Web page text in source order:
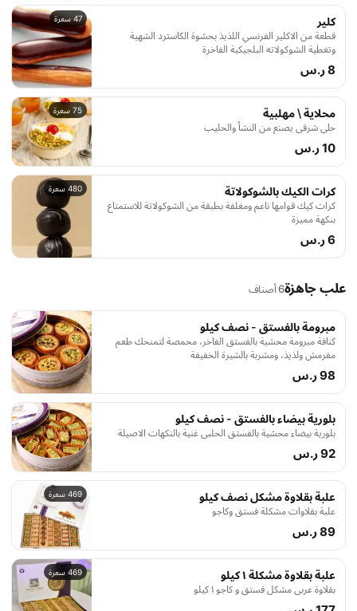
47 سعرة كلير
قطعة من الاكلير الفرنسي اللذيذ بحشوة الكاسترد الشهية
وتغطية الشوكولاته البلجيكية الفاخرة
8 ر.س
75 سعرة محلاية \ مهلبية
حلى شرقي يصنع من النشأ والحليب
10 ر.س
480 سعرة كرات الكيك بالشوكولاتة
كرات كيك قوامها ناعم ومغلفة بطبقة من الشوكولاتة للاستمتاع
بنكهة مميزة
6 ر.س
علب جاهزة6 أصناف
مبرومة بالفستق - نصف كيلو
كنافة مبرومة محشية بالفستق الفاخر، محمصة لتمنحك طعم
مقرمش ولذيذ، ومشربة بالشيرة الخفيفة
98 ر.س
بلورية بيضاء بالفستق - نصف كيلو
بلورية بيضاء محشية بالفستق الحلبي غنية بالنكهات الاصيلة
92 ر.س
469 سعرة علبة بقلاوة مشكل نصف كيلو
علبة بقلاوات مشكلة فستق وكاجو
89 ر.س
469 سعرة علبة بقلاوة مشكلة ١ كيلو
بقلاوة عربي مشكل فستق و كاجو ١ كيلو